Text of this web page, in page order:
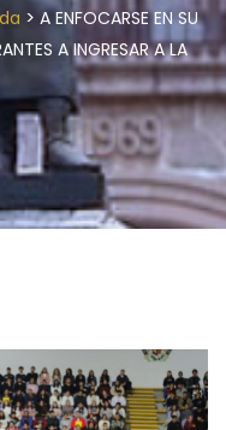
> A ENFOCARSE EN SU
A INGRESAR A LA